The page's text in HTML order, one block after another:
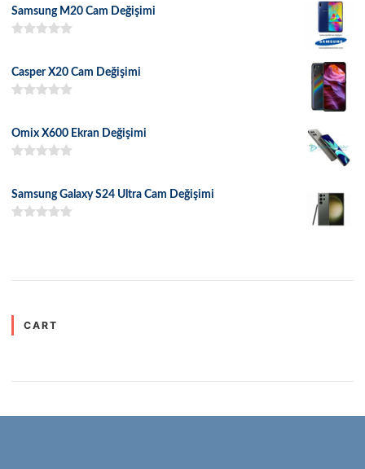
Samsung M20 Cam Değişimi
Casper X20 Cam Değişimi
Omix X600 Ekran Değişimi
Samsung Galaxy S24 Ultra Cam Değişimi
CART